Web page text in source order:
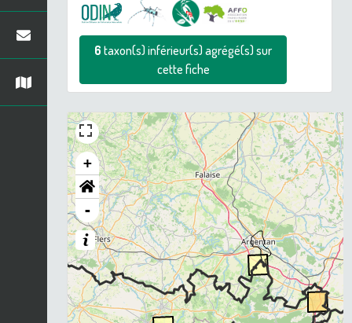
6taxon(s) inférieur(s) agrégé(s) sur
cette fiche
+
-